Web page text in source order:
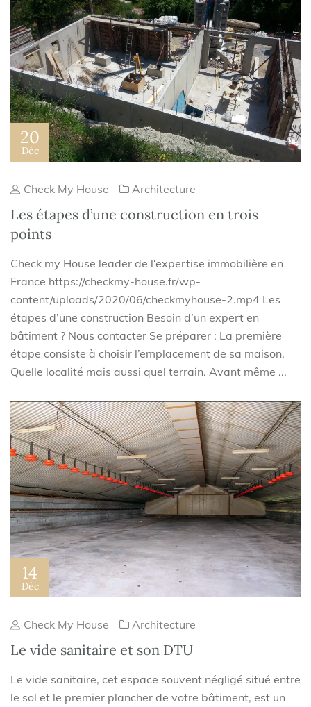
20
Déc
Check My House Architecture
Les étapes d’une construction en trois
points
Check my House leader de l‘expertise immobilière en
France https://checkmy-house.fr/wp-
content/uploads/2020/06/checkmyhouse-2.mp4 Les
étapes d’une construction Besoin d’un expert en
bâtiment ? Nous contacter Se préparer : La première
étape consiste à choisir l’emplacement de sa maison.
Quelle localité mais aussi quel terrain. Avant même ...
14
Déc
Check My House Architecture
Le vide sanitaire et son DTU
Le vide sanitaire, cet espace souvent négligé situé entre
le sol et le premier plancher de votre bâtiment, est un